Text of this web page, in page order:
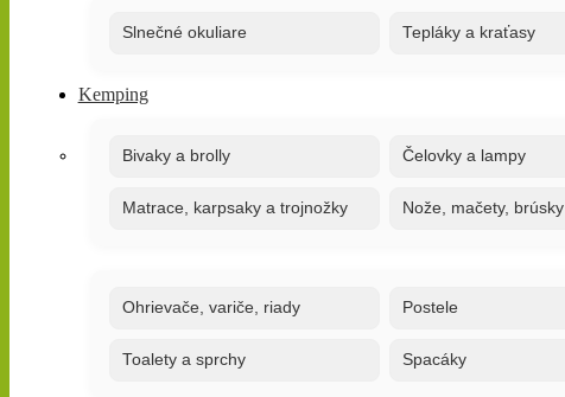
Slnečné okuliare Tepláky a kraťasy
Kemping
Bivaky a brolly Čelovky a lampy
Matrace, karpsaky a trojnožky Nože, mačety, brúsky
Ohrievače, variče, riady Postele
Toalety a sprchy Spacáky